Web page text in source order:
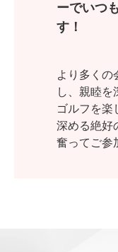
ーでいつ
す！
より多くの
し、親睦を
ゴルフを楽
深める絶好
奮ってご参